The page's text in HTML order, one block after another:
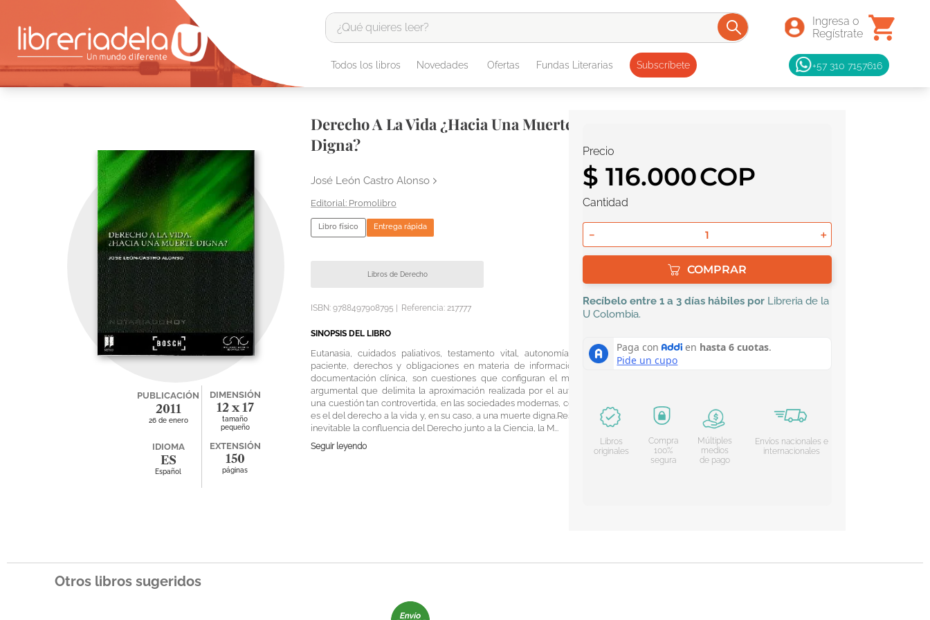
¿Qué quieres leer?
Todos los libros Novedades Ofertas Fundas Literarias Subscríbete +57 310 7157616
PUBLICACIÓN
2011
26 de enero
DIMENSIÓN
12 x 17
tamaño
pequeño
IDIOMA
ES
Español
EXTENSIÓN
150
páginas
Derecho A La Vida ¿Hacia Una Muerte
Digna?
José León Castro Alonso
Promolibro
Libro físico Entrega rápida
Libros de Derecho
ISBN: 9788497908795 Referencia: 217777
SINOPSIS DEL LIBRO
Eutanasia, cuidados paliativos, testamento vital, autonomía del
paciente, derechos y obligaciones en materia de información y
documentación clínica, son cuestiones que configuran el marco
argumental que delimita la aproximación realizada por el autor a
una cuestión tan controvertida, en las sociedades modernas, como
es el del derecho a la vida y, en su caso, a una muerte digna.Resulta
inevitable la confluencia del Derecho junto a la Ciencia, la M...
Seguir leyendo
Precio
$ 116.000
Cantidad
＋
－
COMPRAR
Recíbelo entre 1 a 3 días hábiles por Libreria de la
U Colombia.
Libros
originales
Compra
100%
segura
Múltiples
medios
de pago
Envíos nacionales e
internacionales
Otros libros sugeridos
TÉRMINOS MÁS BUSCADOS
3.
harry potter
4.
edición especial
5.
iliada
6.
1984
el cielo selva